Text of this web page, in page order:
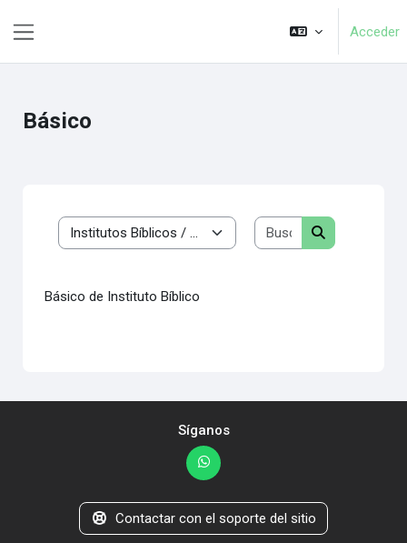
Acceder
Básico
Categorías
Buscar cursos
Buscar cursos
Básico de Instituto Bíblico
Síganos
Contactar con el soporte del sitio